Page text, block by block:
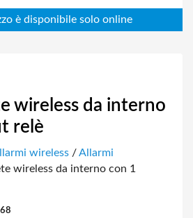
wireless da interno
relè
wireless /Allarmi
wireless da interno con 1